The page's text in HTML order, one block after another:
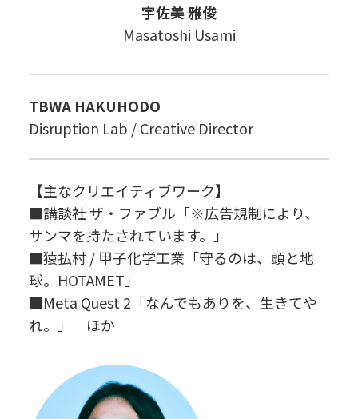
宇佐美 雅俊
Masatoshi Usami
TBWA HAKUHODO
Disruption Lab / Creative Director
【主なクリエイティブワーク】
■講談社 ザ・ファブル「※広告規制により、
サンマを持たされています。」
■猿払村 / 甲子化学工業「守るのは、頭と地
球。HOTAMET」
■Meta Quest 2「なんでもありを、生きてや
れ。」 ほか